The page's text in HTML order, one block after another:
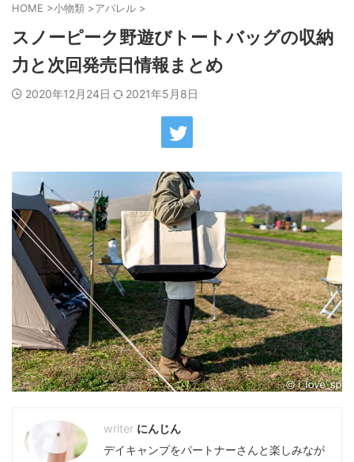
HOME >小物類 >アパレル >
スノーピーク野遊びトートバッグの収納
力と次回発売日情報まとめ
2020年12月24日 2021年5月8日
にんじん
デイキャンプをパートナーさんと楽しみなが